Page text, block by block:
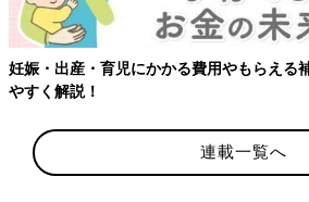
ママ・パパのおなかの上に赤ちゃんをう
んを支えながら、大人の体を左右に揺ら
んだん赤ちゃん自身が全身に力を入れた
ロールできるようになってきます。触れ
心の安定につながる、気持ちのいい遊び
ササイズにもなるかも。
妊娠・出産・育児にかかる費用やもらえる
やすく解説！
連載一覧へ